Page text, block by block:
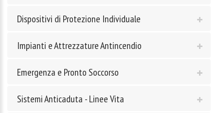
Dispositivi di Protezione Individuale
Impianti e Attrezzature Antincendio
Emergenza e Pronto Soccorso
Sistemi Anticaduta - Linee Vita